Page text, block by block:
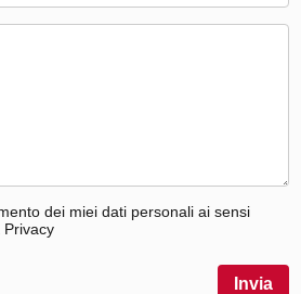
dei miei dati personali ai sensi
Privacy
Invia